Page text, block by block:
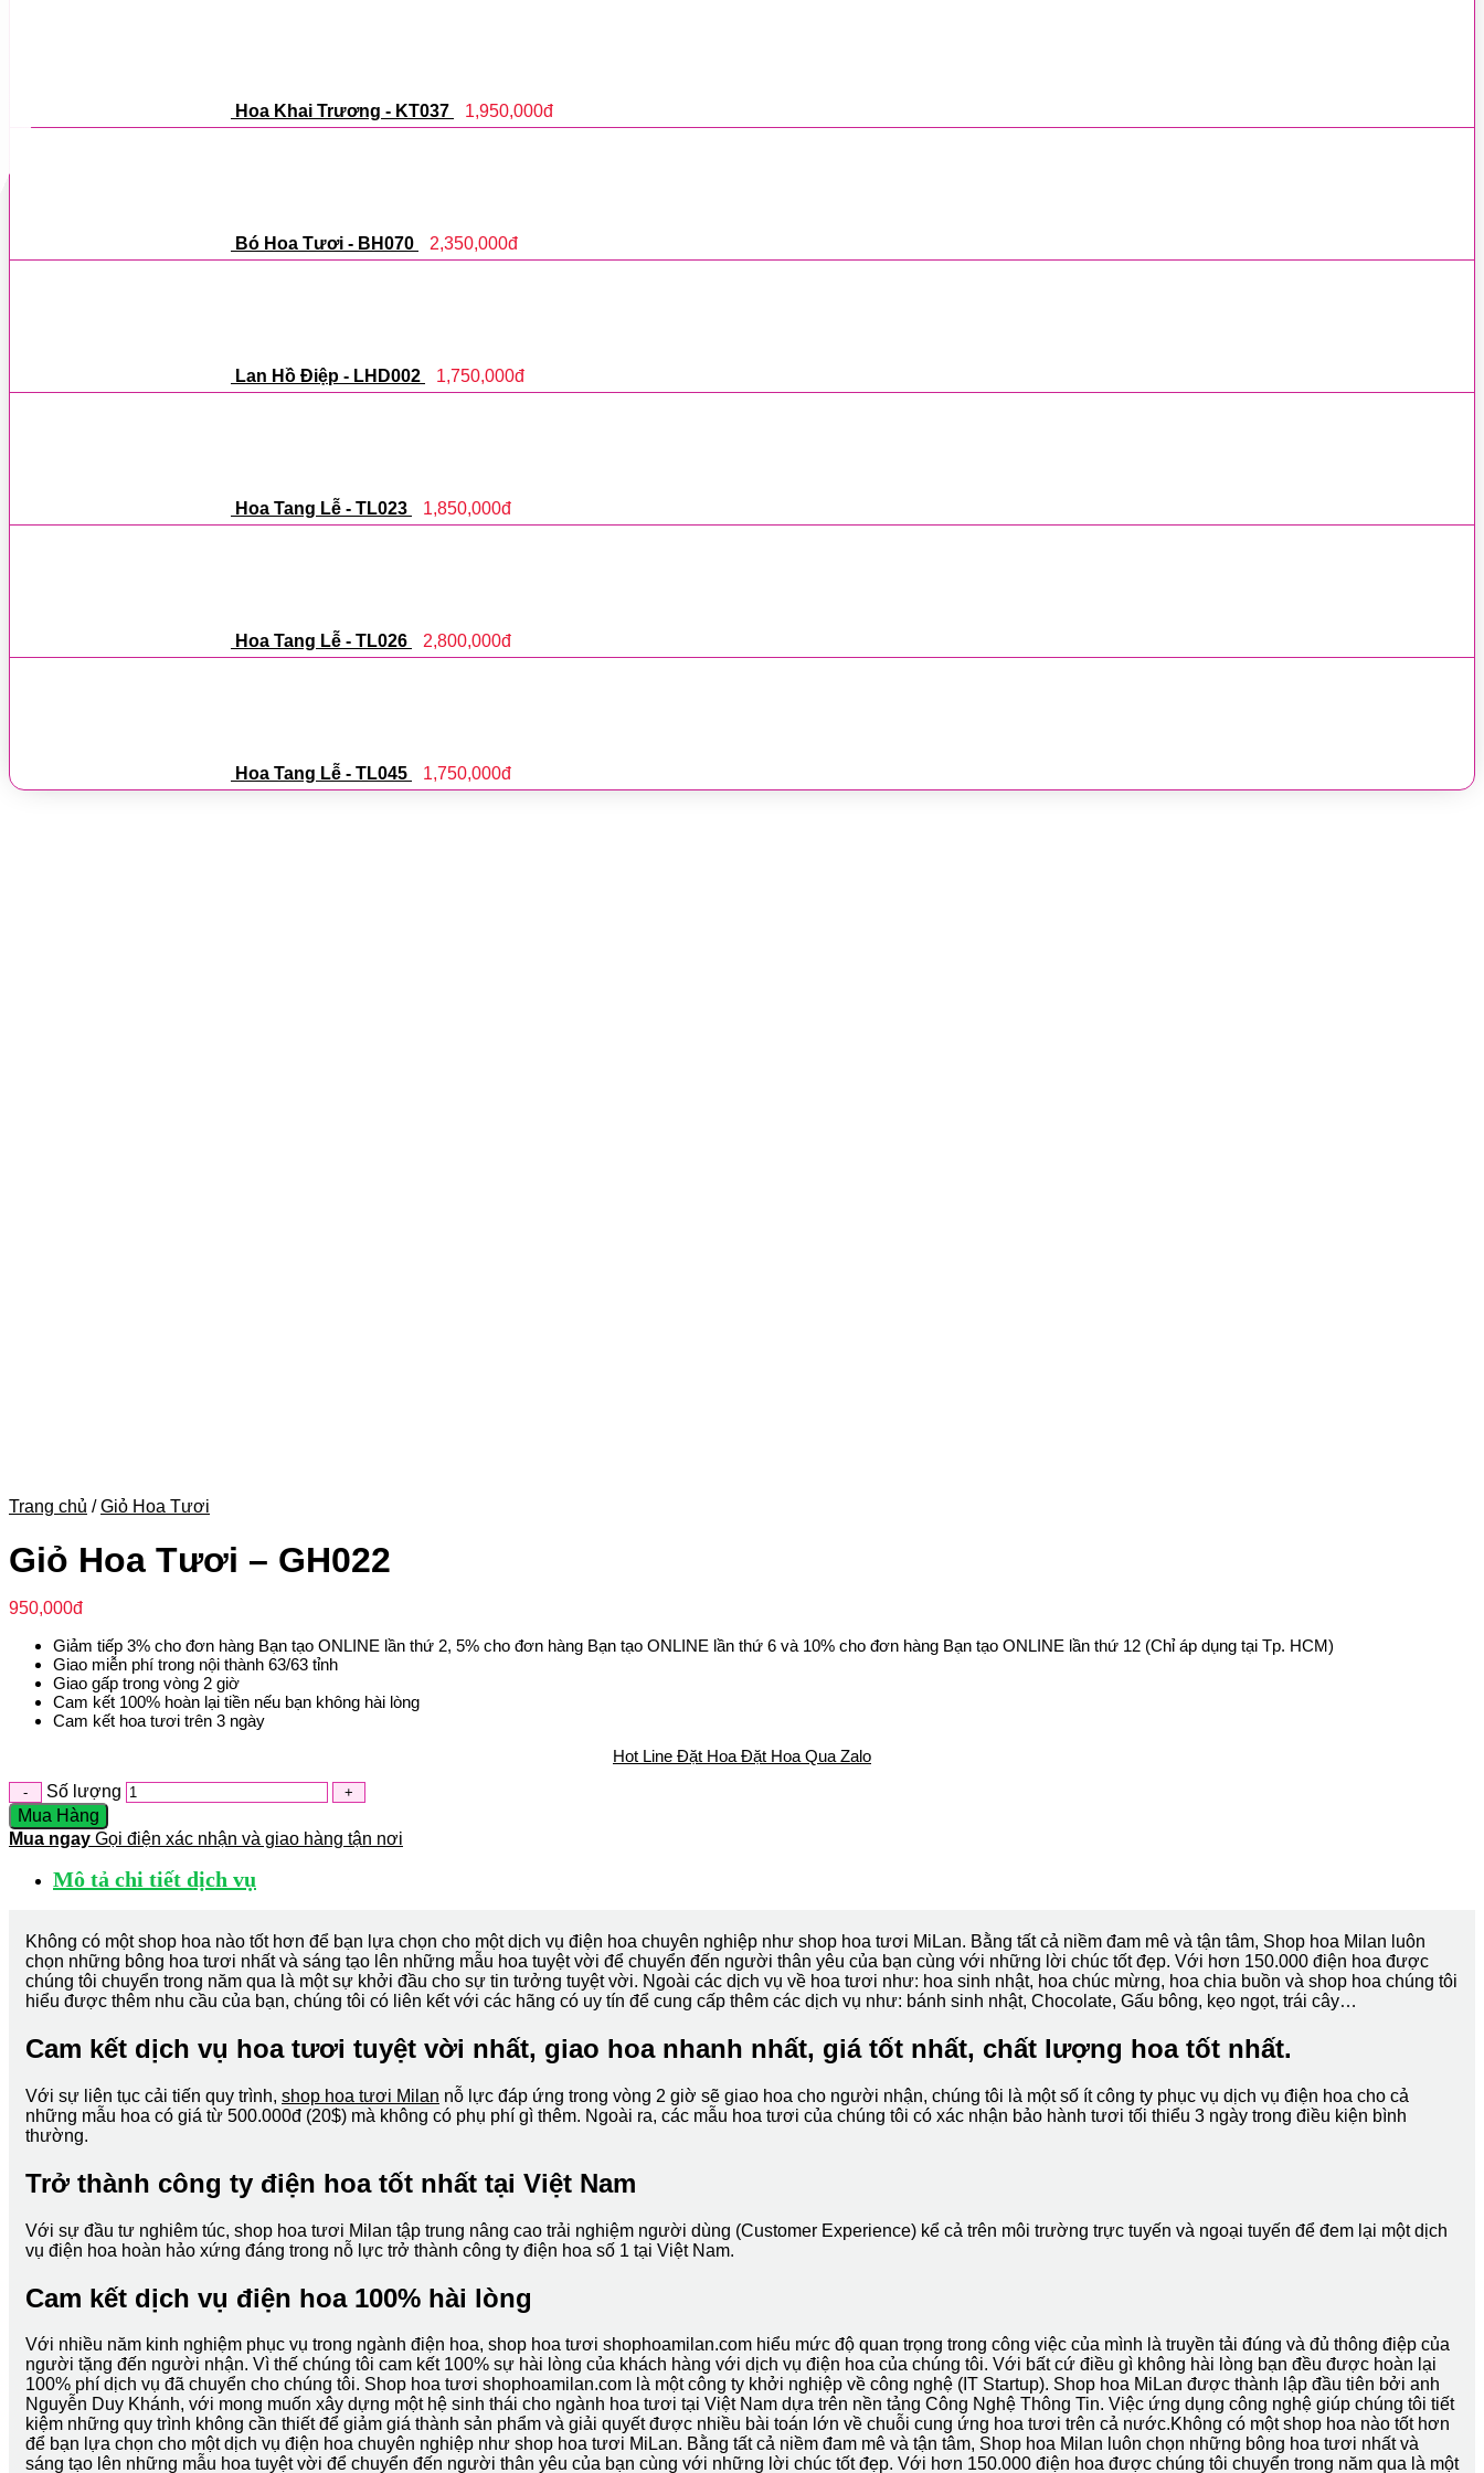
Hoa Khai Trương - KT037 1,950,000đ
Bó Hoa Tươi - BH070 2,350,000đ
Lan Hồ Điệp - LHD002 1,750,000đ
Hoa Tang Lễ - TL023 1,850,000đ
Hoa Tang Lễ - TL026 2,800,000đ
Hoa Tang Lễ - TL045 1,750,000đ
Trang chủ / Giỏ Hoa Tươi
Giỏ Hoa Tươi – GH022
950,000đ
Giảm tiếp 3% cho đơn hàng Bạn tạo ONLINE lần thứ 2, 5% cho đơn hàng Bạn tạo ONLINE lần thứ 6 và 10% cho đơn hàng Bạn tạo ONLINE lần thứ 12 (Chỉ áp dụng tại Tp. HCM)
Giao miễn phí trong nội thành 63/63 tỉnh
Giao gấp trong vòng 2 giờ
Cam kết 100% hoàn lại tiền nếu bạn không hài lòng
Cam kết hoa tươi trên 3 ngày
Hot Line Đặt Hoa Đặt Hoa Qua Zalo
Số lượng
Mua Hàng
Mua ngay Gọi điện xác nhận và giao hàng tận nơi
Mô tả chi tiết dịch vụ
Không có một shop hoa nào tốt hơn để bạn lựa chọn cho một dịch vụ điện hoa chuyên nghiệp như shop hoa tươi MiLan. Bằng tất cả niềm đam mê và tận tâm, Shop hoa Milan luôn
chọn những bông hoa tươi nhất và sáng tạo lên những mẫu hoa tuyệt vời để chuyển đến người thân yêu của bạn cùng với những lời chúc tốt đẹp. Với hơn 150.000 điện hoa được
chúng tôi chuyển trong năm qua là một sự khởi đầu cho sự tin tưởng tuyệt vời. Ngoài các dịch vụ về hoa tươi như: hoa sinh nhật, hoa chúc mừng, hoa chia buồn và shop hoa chúng tôi
hiểu được thêm nhu cầu của bạn, chúng tôi có liên kết với các hãng có uy tín để cung cấp thêm các dịch vụ như: bánh sinh nhật, Chocolate, Gấu bông, kẹo ngọt, trái cây…
Cam kết dịch vụ hoa tươi tuyệt vời nhất, giao hoa nhanh nhất, giá tốt nhất, chất lượng hoa tốt nhất.
Với sự liên tục cải tiến quy trình, shop hoa tươi Milan nỗ lực đáp ứng trong vòng 2 giờ sẽ giao hoa cho người nhận, chúng tôi là một số ít công ty phục vụ dịch vụ điện hoa cho cả
những mẫu hoa có giá từ 500.000đ (20$) mà không có phụ phí gì thêm. Ngoài ra, các mẫu hoa tươi của chúng tôi có xác nhận bảo hành tươi tối thiểu 3 ngày trong điều kiện bình
thường.
Trở thành công ty điện hoa tốt nhất tại Việt Nam
Với sự đầu tư nghiêm túc, shop hoa tươi Milan tập trung nâng cao trải nghiệm người dùng (Customer Experience) kể cả trên môi trường trực tuyến và ngoại tuyến để đem lại một dịch
vụ điện hoa hoàn hảo xứng đáng trong nỗ lực trở thành công ty điện hoa số 1 tại Việt Nam.
Cam kết dịch vụ điện hoa 100% hài lòng
Với nhiều năm kinh nghiệm phục vụ trong ngành điện hoa, shop hoa tươi shophoamilan.com hiểu mức độ quan trọng trong công việc của mình là truyền tải đúng và đủ thông điệp của
người tặng đến người nhận. Vì thế chúng tôi cam kết 100% sự hài lòng của khách hàng với dịch vụ điện hoa của chúng tôi. Với bất cứ điều gì không hài lòng bạn đều được hoàn lại
100% phí dịch vụ đã chuyển cho chúng tôi. Shop hoa tươi shophoamilan.com là một công ty khởi nghiệp về công nghệ (IT Startup). Shop hoa MiLan được thành lập đầu tiên bởi anh
Nguyễn Duy Khánh, với mong muốn xây dựng một hệ sinh thái cho ngành hoa tươi tại Việt Nam dựa trên nền tảng Công Nghệ Thông Tin. Việc ứng dụng công nghệ giúp chúng tôi tiết
kiệm những quy trình không cần thiết để giảm giá thành sản phẩm và giải quyết được nhiều bài toán lớn về chuỗi cung ứng hoa tươi trên cả nước.Không có một shop hoa nào tốt hơn
để bạn lựa chọn cho một dịch vụ điện hoa chuyên nghiệp như shop hoa tươi MiLan. Bằng tất cả niềm đam mê và tận tâm, Shop hoa Milan luôn chọn những bông hoa tươi nhất và
sáng tạo lên những mẫu hoa tuyệt vời để chuyển đến người thân yêu của bạn cùng với những lời chúc tốt đẹp. Với hơn 150.000 điện hoa được chúng tôi chuyển trong năm qua là một